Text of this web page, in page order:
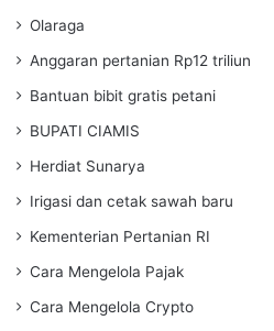
Olaraga
Anggaran pertanian Rp12 triliun
Bantuan bibit gratis petani
BUPATI CIAMIS
Herdiat Sunarya
Irigasi dan cetak sawah baru
Kementerian Pertanian RI
Cara Mengelola Pajak
Cara Mengelola Crypto